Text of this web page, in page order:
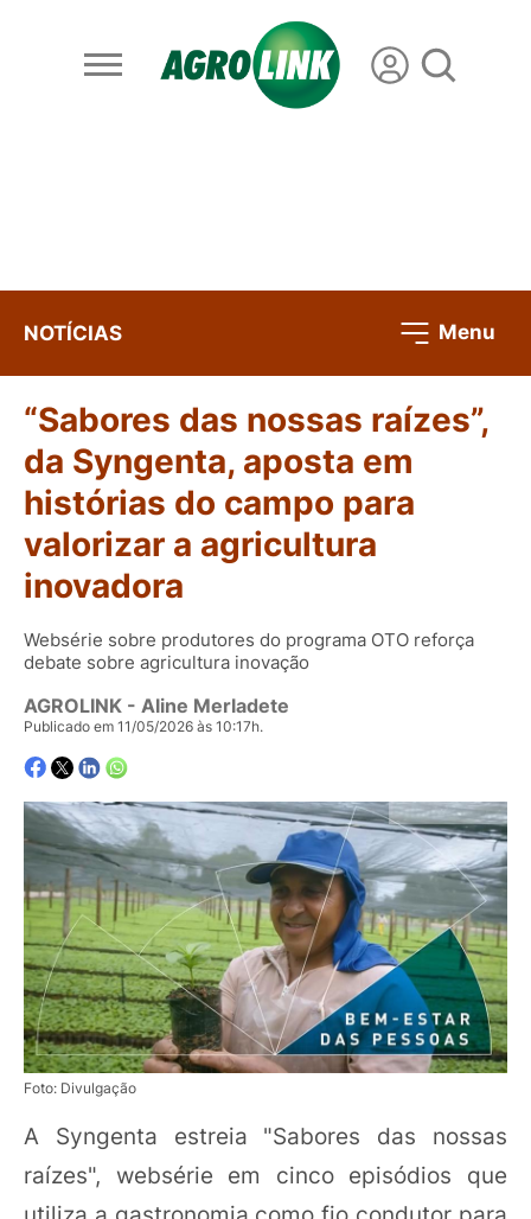
NOTÍCIAS Menu
“Sabores das nossas raízes”,
da Syngenta, aposta em
histórias do campo para
valorizar a agricultura
inovadora
Websérie sobre produtores do programa OTO reforça
debate sobre agricultura inovação
AGROLINK - Aline Merladete
Publicado em 11/05/2026 às 10:17h.
Foto: Divulgação
A Syngenta estreia "Sabores das nossas
raízes", websérie em cinco episódios que